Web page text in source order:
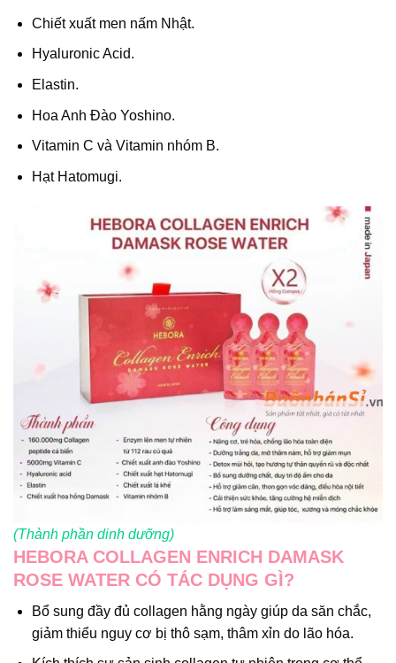
Chiết xuất men nấm Nhật.
Hyaluronic Acid.
Elastin.
Hoa Anh Đào Yoshino.
Vitamin C và Vitamin nhóm B.
Hạt Hatomugi.
(Thành phần dinh dưỡng)
HEBORA COLLAGEN ENRICH DAMASK
ROSE WATER CÓ TÁC DỤNG GÌ?
Bổ sung đầy đủ collagen hằng ngày giúp da săn chắc,
giảm thiểu nguy cơ bị thô sạm, thâm xỉn do lão hóa.